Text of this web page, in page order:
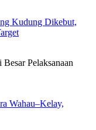
Kudung Dikebut,
Pelaksanaan
Wahau–Kelay,